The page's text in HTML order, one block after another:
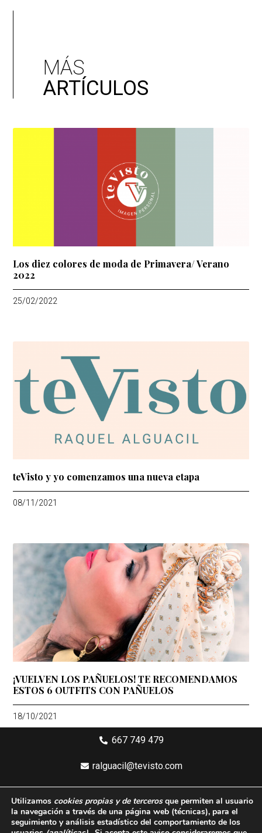
MÁS
ARTÍCULOS
Los diez colores de moda de Primavera/ Verano
2022
25/02/2022
teVisto y yo comenzamos una nueva etapa
08/11/2021
¡VUELVEN LOS PAÑUELOS! TE RECOMENDAMOS
ESTOS 6 OUTFITS CON PAÑUELOS
18/10/2021
667 749 479
ralguacil@tevisto.com
Aviso legal
Utilizamos cookies propias y de tercerosque permiten al usuario
la navegación a través de una página web (técnicas), para el
seguimiento y análisis estadístico del comportamiento de los